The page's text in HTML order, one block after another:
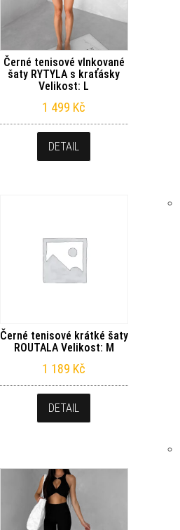
Černé tenisové vlnkované
šaty RYTYLA s kraťásky
Velikost: L
1 499 Kč
DETAIL
Černé tenisové krátké šaty
ROUTALA Velikost: M
1 189 Kč
DETAIL